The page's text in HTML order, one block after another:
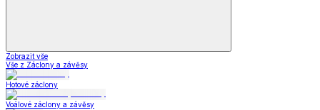
Zobrazit vše
Vše z Záclony a závěsy
Hotové záclony
Voálové záclony a závěsy